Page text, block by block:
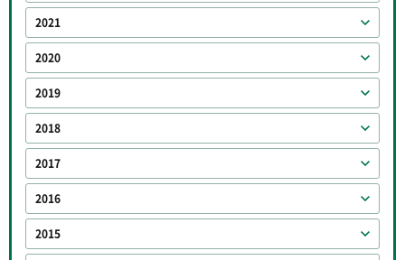
2021
2020
2019
2018
2017
2016
2015